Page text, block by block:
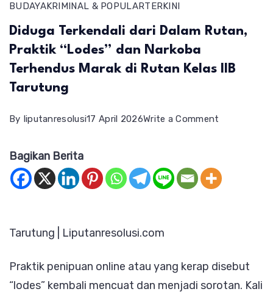
BUDAYAKRIMINAL & POPULARTERKINI
Diduga Terkendali dari Dalam Rutan,
Praktik “Lodes” dan Narkoba
Terhendus Marak di Rutan Kelas IIB
Tarutung
By liputanresolusi17 April 2026Write a Comment
dari
dan
Narkoba
Bagikan Berita
Tarutung | Liputanresolusi.com
Praktik penipuan online atau yang kerap disebut
“lodes” kembali mencuat dan menjadi sorotan. Kali